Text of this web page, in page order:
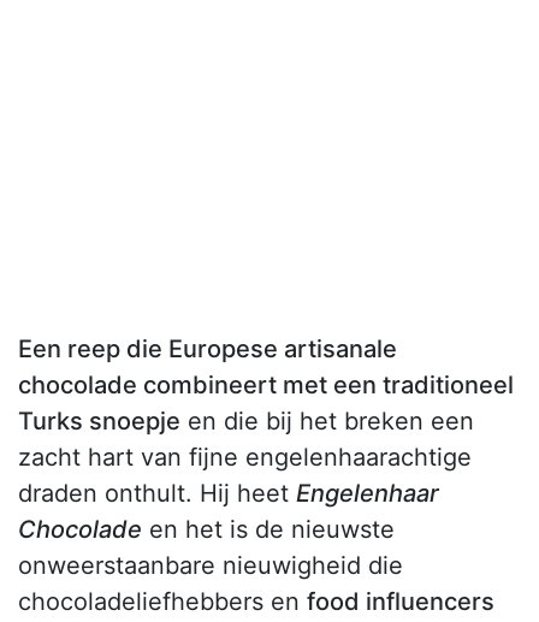
Een reep die Europese artisanale
chocolade combineert met een traditioneel
Turks snoepje en die bij het breken een
zacht hart van fijne engelenhaarachtige
draden onthult. Hij heet Engelenhaar
Chocolade en het is de nieuwste
onweerstaanbare nieuwigheid die
chocoladeliefhebbers en food influencers